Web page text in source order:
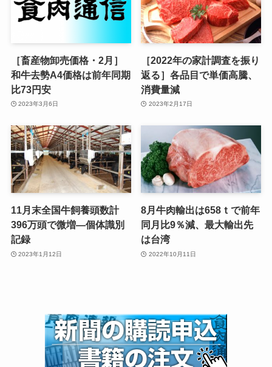
［畜産物卸売価格・2月］
和牛去勢A4価格は前年同期
比73円安
2023年3月6日
［2022年の家計調査を振り
返る］各品目で単価高騰、
消費量減
2023年2月17日
11月末全国牛飼養頭数計
396万頭で微増—個体識別
記録
2023年1月12日
8月牛肉輸出は658ｔで前年
同月比9％減、最大輸出先
は台湾
2022年10月11日